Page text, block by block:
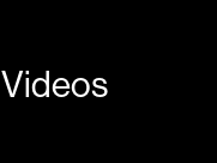
Videos